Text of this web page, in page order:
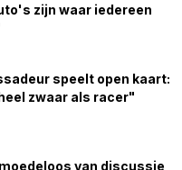
zijn waar iedereen
speelt open kaart:
zwaar als racer"
van discussie